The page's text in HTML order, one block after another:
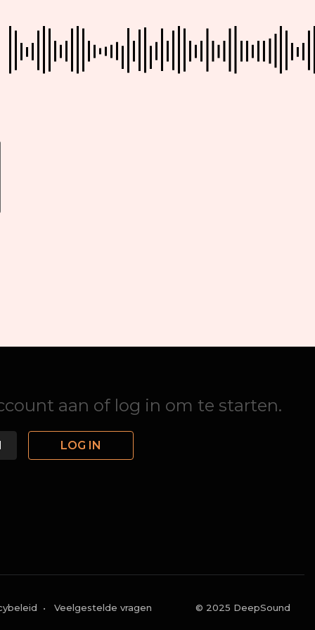
aan of log in om te starten.
LOG IN
•Veelgestelde vragen © 2025 DeepSound